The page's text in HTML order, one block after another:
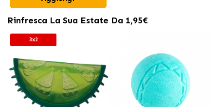
Rinfresca La Sua Estate Da 1,95€
3x2